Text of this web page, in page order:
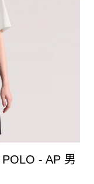
- AP 男